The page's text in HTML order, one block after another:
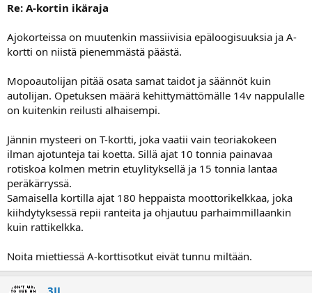
Re: A-kortin ikäraja
Ajokorteissa on muutenkin massiivisia epäloogisuuksia ja A-
kortti on niistä pienemmästä päästä.
Mopoautolijan pitää osata samat taidot ja säännöt kuin
autolijan. Opetuksen määrä kehittymättömälle 14v nappulalle
on kuitenkin reilusti alhaisempi.
Jännin mysteeri on T-kortti, joka vaatii vain teoriakokeen
ilman ajotunteja tai koetta. Sillä ajat 10 tonnia painavaa
rotiskoa kolmen metrin etuylityksellä ja 15 tonnia lantaa
peräkärryssä.
Samaisella kortilla ajat 180 heppaista moottorikelkkaa, joka
kiihdytyksessä repii ranteita ja ohjautuu parhaimmillaankin
kuin rattikelkka.
Noita miettiessä A-korttisotkut eivät tunnu miltään.